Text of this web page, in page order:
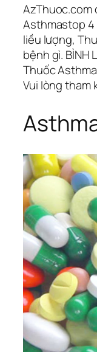
AzThuoc.com
Asthmastop
liều lượng,
bệnh gì. BÌNH
Thuốc
Vui lòng tham